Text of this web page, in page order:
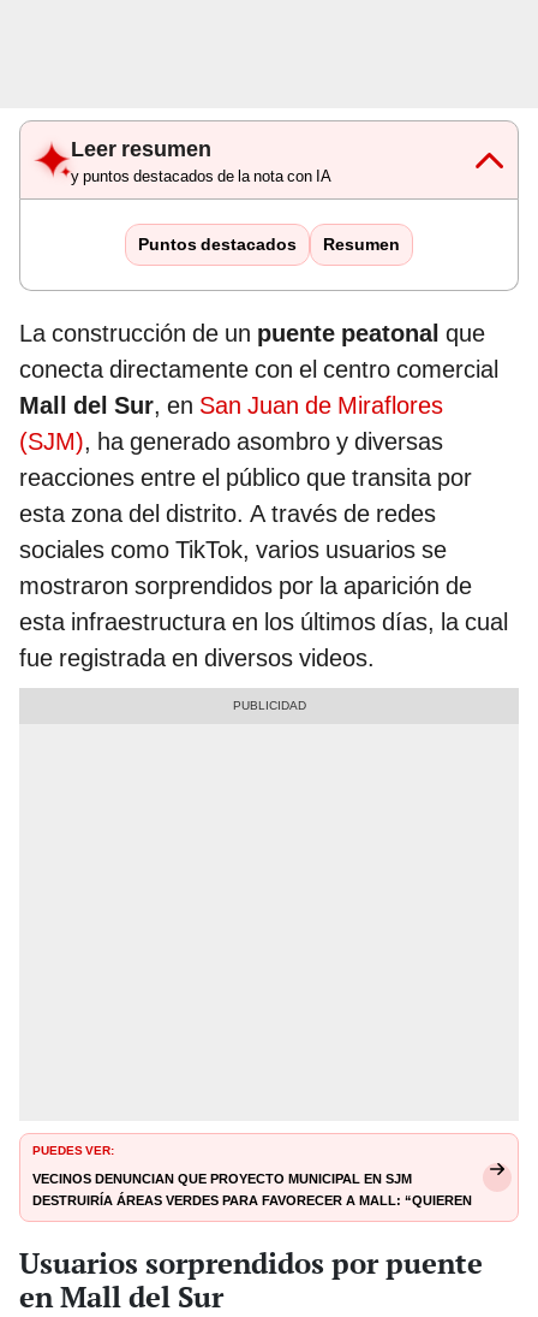
Leer resumen
y puntos destacados de la nota con IA
Puntos destacados Resumen
La construcción de un puente peatonal que
conecta directamente con el centro comercial
Mall del Sur, en San Juan de Miraflores
(SJM), ha generado asombro y diversas
reacciones entre el público que transita por
esta zona del distrito. A través de redes
sociales como TikTok, varios usuarios se
mostraron sorprendidos por la aparición de
esta infraestructura en los últimos días, la cual
fue registrada en diversos videos.
PUEDES VER:
Vecinos denuncian que proyecto municipal en SJM
destruiría áreas verdes para favorecer a mall: “Quieren
cementar nuestro pulmón”
Usuarios sorprendidos por puente
en Mall del Sur